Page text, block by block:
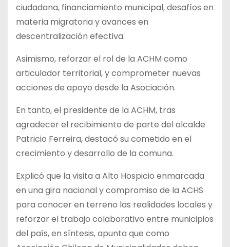
ciudadana, financiamiento municipal, desafíos en
materia migratoria y avances en
descentralización efectiva.
Asimismo, reforzar el rol de la ACHM como
articulador territorial, y comprometer nuevas
acciones de apoyo desde la Asociación.
En tanto, el presidente de la ACHM, tras
agradecer el recibimiento de parte del alcalde
Patricio Ferreira, destacó su cometido en el
crecimiento y desarrollo de la comuna.
Explicó que la visita a Alto Hospicio enmarcada
en una gira nacional y compromiso de la ACHS
para conocer en terreno las realidades locales y
reforzar el trabajo colaborativo entre municipios
del país, en síntesis, apunta que como